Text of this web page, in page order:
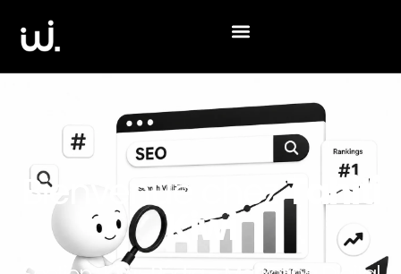
Bienvenue chezTahiti
Kiwi